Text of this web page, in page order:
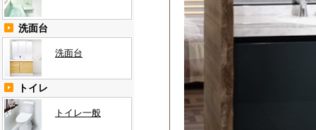
洗面台
洗面台
トイレ
トイレ一般